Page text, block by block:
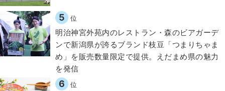
5 位
明治神宮外苑内のレストラン・森のビアガーデ
ンで新潟県が誇るブランド枝豆「つまりちゃま
め」を販売数量限定で提供。えだまめ県の魅力
を発信
6 位